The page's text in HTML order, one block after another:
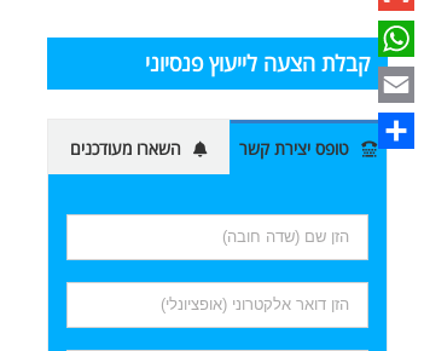
קבלת הצעה לייעוץ פנסיוני
טופס יצירת קשר השארו מעודכנים
Gmail
WhatsApp
Email